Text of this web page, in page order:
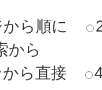
ら順に
から
ら直接